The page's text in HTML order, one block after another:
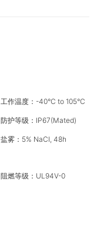
工作温度：-40°C to 105°C
防护等级：IP67(Mated)
盐雾：5% NaCI, 48h
阻燃等级：UL94V-0